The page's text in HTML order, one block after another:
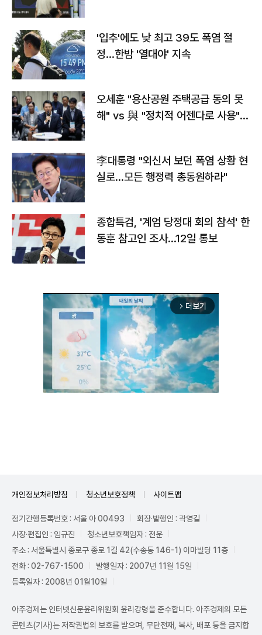
'입추'에도 낮 최고 39도 폭염 절
정…한밤 '열대야' 지속
오세훈 "용산공원 주택공급 동의 못
해" vs 與 "정치적 어젠다로 사용"
李대통령 "외신서 보던 폭염 상황 현
실로…모든 행정력 총동원하라"
종합특검, '계엄 당정대 회의 참석' 한
동훈 참고인 조사...12일 통보
arrow_forward_ios 더보기
개인정보처리방침 청소년보호정책 사이트맵
정기간행등록번호 : 서울 아 00493
회장·발행인 : 곽영길
사장·편집인 : 임규진
청소년보호책임자 : 전운
주소 : 서울특별시 종로구 종로 1길 42(수송동 146-1) 이마빌딩 11층
전화 : 02-767-1500
발행일자 : 2007년 11월 15일
등록일자 : 2008년 01월10일
아주경제는 인터넷신문윤리위원회 윤리강령을 준수합니다. 아주경제의 모든
콘텐츠(기사)는 저작권법의 보호를 받으며, 무단전재, 복사, 배포 등을 금지합